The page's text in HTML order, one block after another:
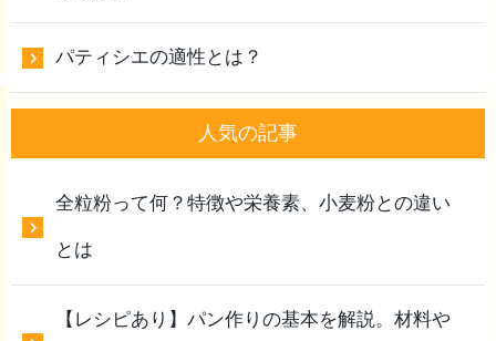
パティシエの適性とは？
人気の記事
全粒粉って何？特徴や栄養素、小麦粉との違い
とは
【レシピあり】パン作りの基本を解説。材料や